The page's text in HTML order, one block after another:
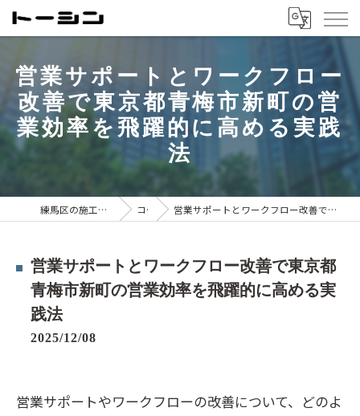
営業サポートとワークフロー
改善で東京都青梅市新町の営
業効率を飛躍的に高める実践
法
練馬区の施工管理は株式会社トーシン コラム 営業サポートとワークフロー改善で東京都青梅市新町の営業効率を飛躍的に高める実践法
営業サポートとワークフロー改善で東京都
青梅市新町の営業効率を飛躍的に高める実
践法
2025/12/08
営業サポートやワークフローの改善について、どのよ